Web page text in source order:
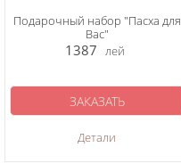
Подарочный набор "Пасха для
Вас"
1387 лей
Детали
ЗАКАЗАТЬ